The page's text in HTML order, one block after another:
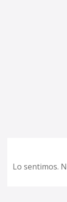
Lo sentimos.